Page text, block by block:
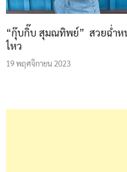
“กุ๊บกิ๊บ สุมณทิพย์” สวยฉ่ำห
ไหว
19 พฤศจิกายน 2023